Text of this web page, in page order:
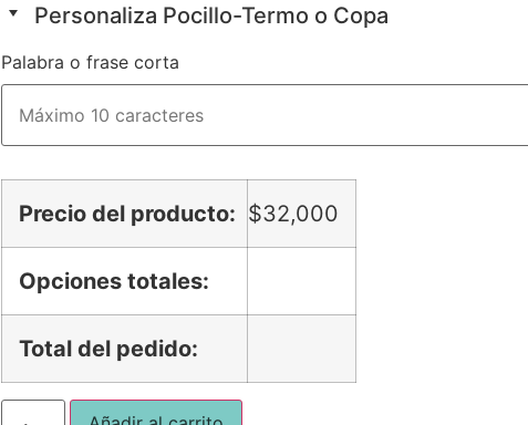
Personaliza Pocillo-Termo o Copa
Palabra o frase corta
Precio del producto: $32,000
Opciones totales:
Total del pedido: